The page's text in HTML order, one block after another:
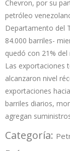
Chevron, por su
petróleo
Departamento del
84.000 barriles-
quedó con 21%
Las exportaciones
alcanzaron nivel
exportaciones
barriles diarios,
agregan
Categoría: